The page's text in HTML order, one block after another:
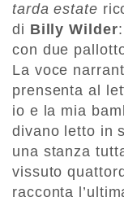
tarda estate
di Billy Wilder
con due
La voce
prensenta al
io e la mia
divano letto in
una stanza
vissuto
racconta